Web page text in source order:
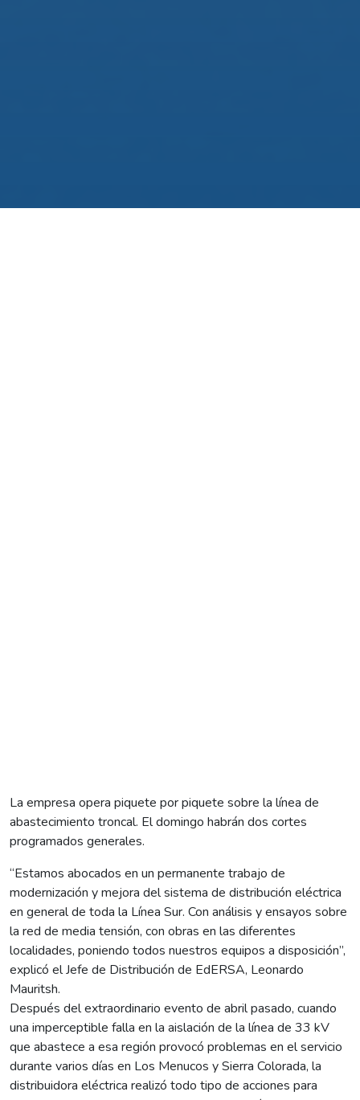
La empresa opera piquete por piquete sobre la línea de
abastecimiento troncal. El domingo habrán dos cortes
programados generales.
“Estamos abocados en un permanente trabajo de
modernización y mejora del sistema de distribución eléctrica
en general de toda la Línea Sur. Con análisis y ensayos sobre
la red de media tensión, con obras en las diferentes
localidades, poniendo todos nuestros equipos a disposición”,
explicó el Jefe de Distribución de EdERSA, Leonardo
Mauritsh.
Después del extraordinario evento de abril pasado, cuando
una imperceptible falla en la aislación de la línea de 33 kV
que abastece a esa región provocó problemas en el servicio
durante varios días en Los Menucos y Sierra Colorada, la
distribuidora eléctrica realizó todo tipo de acciones para